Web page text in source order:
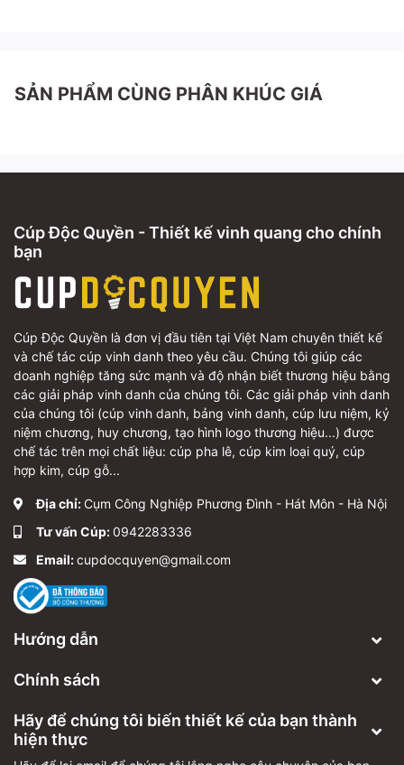
SẢN PHẨM CÙNG PHÂN KHÚC GIÁ
Cúp Độc Quyền - Thiết kế vinh quang cho chính
bạn
Cúp Độc Quyền là đơn vị đầu tiên tại Việt Nam chuyên thiết kế
và chế tác cúp vinh danh theo yêu cầu. Chúng tôi giúp các
doanh nghiệp tăng sức mạnh và độ nhận biết thương hiệu bằng
các giải pháp vinh danh của chúng tôi. Các giải pháp vinh danh
của chúng tôi (cúp vinh danh, bảng vinh danh, cúp lưu niệm, kỷ
niệm chương, huy chương, tạo hình logo thương hiệu...) được
chế tác trên mọi chất liệu: cúp pha lê, cúp kim loại quý, cúp
hợp kim, cúp gỗ...
Địa chỉ: Cụm Công Nghiệp Phương Đình - Hát Môn - Hà Nội
Tư vấn Cúp:0942283336
Email:cupdocquyen@gmail.com
Hướng dẫn
Chính sách
Hãy để chúng tôi biến thiết kế của bạn thành
hiện thực